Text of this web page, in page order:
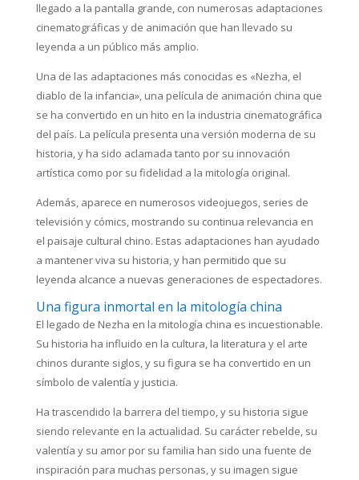
llegado a la pantalla grande, con numerosas adaptaciones
cinematográficas y de animación que han llevado su
leyenda a un público más amplio.
Una de las adaptaciones más conocidas es «Nezha, el
diablo de la infancia», una película de animación china que
se ha convertido en un hito en la industria cinematográfica
del país. La película presenta una versión moderna de su
historia, y ha sido aclamada tanto por su innovación
artística como por su fidelidad a la mitología original.
Además, aparece en numerosos videojuegos, series de
televisión y cómics, mostrando su continua relevancia en
el paisaje cultural chino. Estas adaptaciones han ayudado
a mantener viva su historia, y han permitido que su
leyenda alcance a nuevas generaciones de espectadores.
Una figura inmortal en la mitología china
El legado de Nezha en la mitología china es incuestionable.
Su historia ha influido en la cultura, la literatura y el arte
chinos durante siglos, y su figura se ha convertido en un
símbolo de valentía y justicia.
Ha trascendido la barrera del tiempo, y su historia sigue
siendo relevante en la actualidad. Su carácter rebelde, su
valentía y su amor por su familia han sido una fuente de
inspiración para muchas personas, y su imagen sigue